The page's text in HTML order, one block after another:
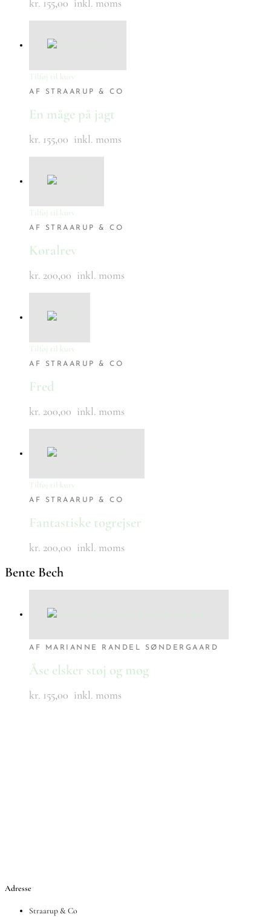
kr. 155,00 inkl. moms
Tilføj til kurv
AF STRAARUP & CO
En måge på jagt
kr. 155,00 inkl. moms
Tilføj til kurv
AF STRAARUP & CO
Koralrev
kr. 200,00 inkl. moms
Tilføj til kurv
AF STRAARUP & CO
Fred
kr. 200,00 inkl. moms
Tilføj til kurv
AF STRAARUP & CO
Fantastiske togrejser
kr. 200,00 inkl. moms
Bente Bech
AF MARIANNE RANDEL SØNDERGAARD
Åse elsker støj og møg
kr. 155,00 inkl. moms
Adresse
Straarup & Co